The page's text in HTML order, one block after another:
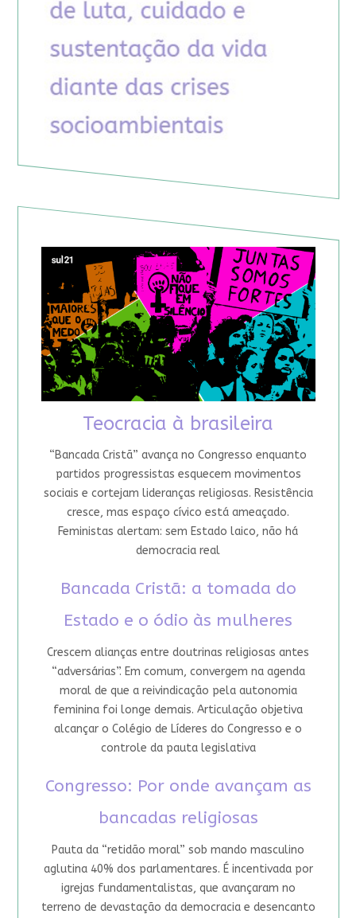
Teocracia à brasileira
“Bancada Cristã” avança no Congresso enquanto
partidos progressistas esquecem movimentos
sociais e cortejam lideranças religiosas. Resistência
cresce, mas espaço cívico está ameaçado.
Feministas alertam: sem Estado laico, não há
democracia real
Bancada Cristã: a tomada do
Estado e o ódio às mulheres
Crescem alianças entre doutrinas religiosas antes
“adversárias”. Em comum, convergem na agenda
moral de que a reivindicação pela autonomia
feminina foi longe demais. Articulação objetiva
alcançar o Colégio de Líderes do Congresso e o
controle da pauta legislativa
Congresso: Por onde avançam as
bancadas religiosas
Pauta da “retidão moral” sob mando masculino
aglutina 40% dos parlamentares. É incentivada por
igrejas fundamentalistas, que avançaram no
terreno de devastação da democracia e desencanto